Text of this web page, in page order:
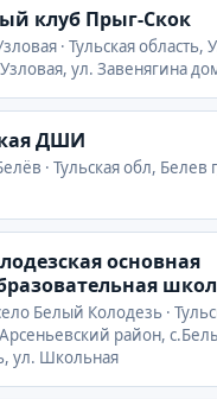
клуб Прыг-Скок
· Тульская область,
ул. Завенягина
ДШИ
· Тульская обл, Белев
основная
Белый Колодезь ·
район,
ул. Школьная